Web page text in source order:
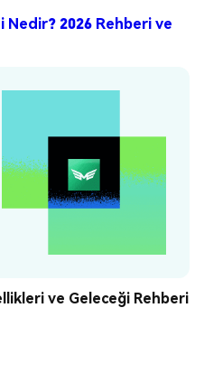
Nedir? 2026 Rehberi ve
ve Geleceği Rehberi